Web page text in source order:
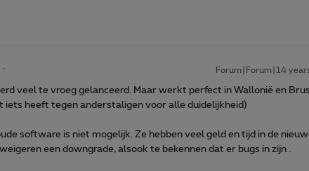
Forum|Forum|14
veel te vroeg gelanceerd. Maar werkt perfect in Wallonië en
iets heeft tegen anderstaligen voor alle duidelijkheid)
software is niet mogelijk. Ze hebben veel geld en tijd in de
een downgrade, alsook te bekennen dat er bugs in zijn .